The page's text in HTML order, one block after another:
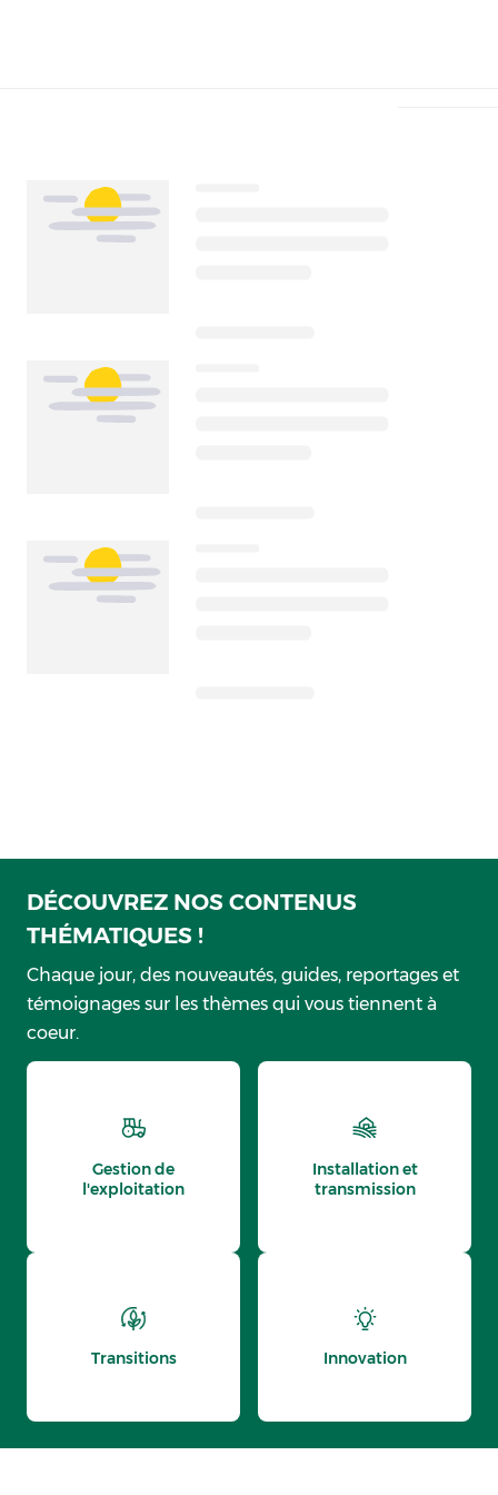
DÉCOUVREZ NOS CONTENUS
THÉMATIQUES !
Chaque jour, des nouveautés, guides, reportages et
témoignages sur les thèmes qui vous tiennent à
coeur.
Gestion de
l'exploitation
Installation et
transmission
Transitions Innovation